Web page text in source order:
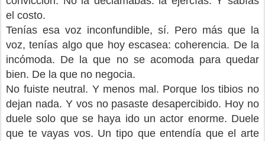
el costo.
Tenías esa voz inconfundible, sí. Pero más que la
voz, tenías algo que hoy escasea: coherencia. De la
incómoda. De la que no se acomoda para quedar
bien. De la que no negocia.
No fuiste neutral. Y menos mal. Porque los tibios no
dejan nada. Y vos no pasaste desapercibido. Hoy no
duele solo que se haya ido un actor enorme. Duele
que te vayas vos. Un tipo que entendía que el arte